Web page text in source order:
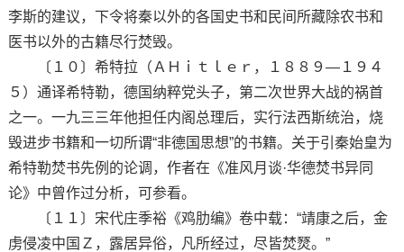
李斯的建议，下令将秦以外的各国史书和民间所藏除农书和
医书以外的古籍尽行焚毁。
〔１０〕希特拉（ＡＨｉｔｌｅｒ，１８８９—１９４
５）通译希特勒，德国纳粹党头子，第二次世界大战的祸首
之一。一九三三年他担任内阁总理后，实行法西斯统治，烧
毁进步书籍和一切所谓“非德国思想”的书籍。关于引秦始皇为
希特勒焚书先例的论调，作者在《准风月谈·华德焚书异同
论》中曾作过分析，可参看。
〔１１〕宋代庄季裕《鸡肋编》卷中载：“靖康之后，金
虏侵凌中国Ｚ，露居异俗，凡所经过，尽皆焚燹。”